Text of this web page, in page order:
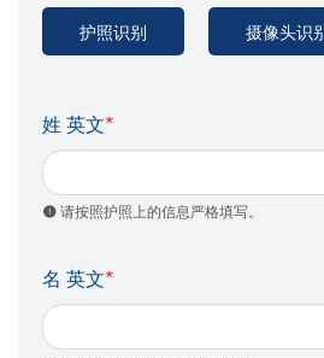
护照识别 摄像头识
姓 英文*
请按照护照上的信息严格填写。
名 英文*